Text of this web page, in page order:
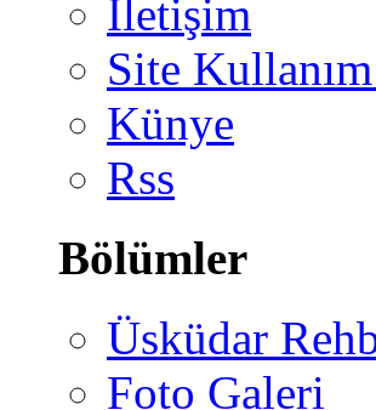
İletişim
Site
Künye
Rss
Bölümler
Üsküdar
Foto Galeri